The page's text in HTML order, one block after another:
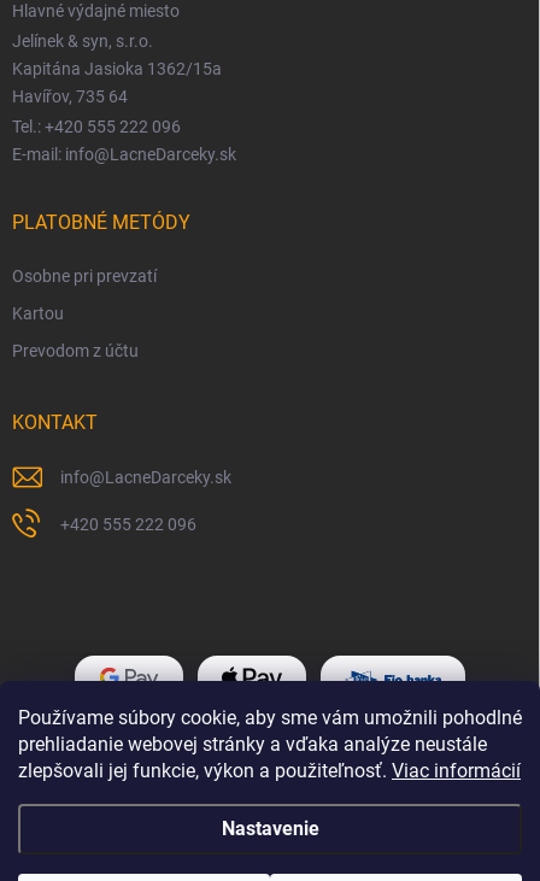
Používame súbory cookie, aby sme vám umožnili pohodlné
prehliadanie webovej stránky a vďaka analýze neustále
zlepšovali jej funkcie, výkon a použiteľnosť. Viac informácií
Nastavenie
Hlavné výdajné miesto
Jelínek & syn, s.r.o.
Kapitána Jasioka 1362/15a
Havířov, 735 64
Tel.: +420 555 222 096
E-mail: info@LacneDarceky.sk
PLATOBNÉ METÓDY
Osobne pri prevzatí
Kartou
Prevodom z účtu
KONTAKT
info@LacneDarceky.sk
+420 555 222 096